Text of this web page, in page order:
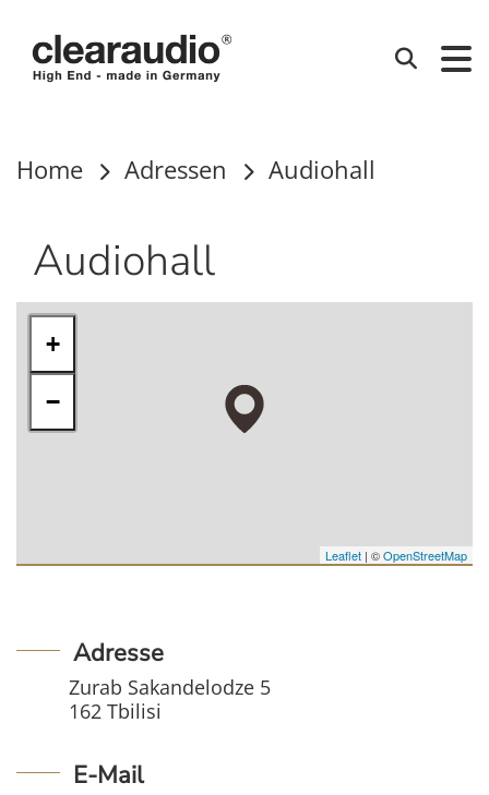
Suchen
Home Adressen Audiohall
Audiohall
+
−
Leaflet | ©OpenStreetMap
Adresse
Zurab Sakandelodze 5
162 Tbilisi
E-Mail